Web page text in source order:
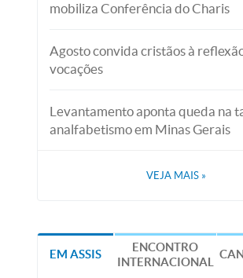
mobiliza Conferência do Charis
Agosto convida cristãos à
vocações
Levantamento aponta queda na
analfabetismo em Minas Gerais
VEJA MAIS »
EM ASSIS
ENCONTRO
INTERNACIONAL